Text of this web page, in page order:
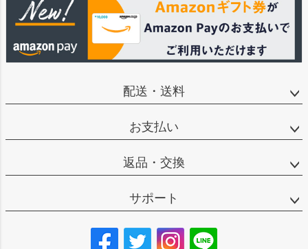
配送・送料
お支払い
返品・交換
サポート